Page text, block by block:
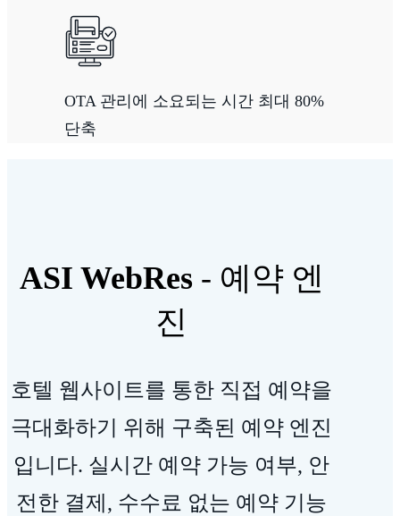
OTA 관리에 소요되는 시간 최대 80%
단축
ASI WebRes- 예약 엔
진
호텔 웹사이트를 통한 직접 예약을
극대화하기 위해 구축된 예약 엔진
입니다. 실시간 예약 가능 여부, 안
전한 결제, 수수료 없는 예약 기능